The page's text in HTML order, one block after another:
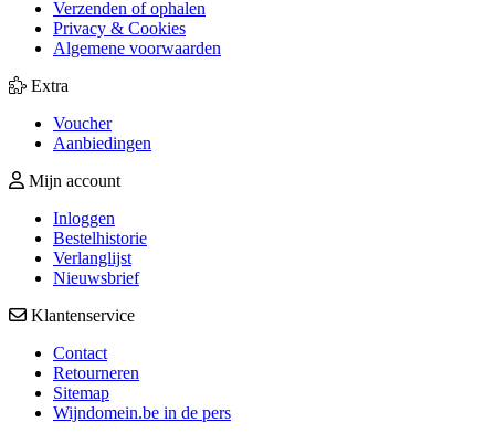
Verzenden of ophalen
Privacy & Cookies
Algemene voorwaarden
Extra
Voucher
Aanbiedingen
Mijn account
Inloggen
Bestelhistorie
Verlanglijst
Nieuwsbrief
Klantenservice
Contact
Retourneren
Sitemap
Wijndomein.be in de pers